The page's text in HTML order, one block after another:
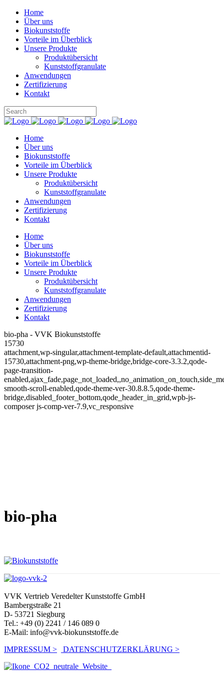
Home
Über uns
Biokunststoffe
Vorteile im Überblick
Unsere Produkte
Produktübersicht
Kunststoffgranulate
Anwendungen
Zertifizierung
Kontakt
Home
Über uns
Biokunststoffe
Vorteile im Überblick
Unsere Produkte
Produktübersicht
Kunststoffgranulate
Anwendungen
Zertifizierung
Kontakt
Home
Über uns
Biokunststoffe
Vorteile im Überblick
Unsere Produkte
Produktübersicht
Kunststoffgranulate
Anwendungen
Zertifizierung
Kontakt
bio-pha - VVK Biokunststoffe
15730
attachment,wp-singular,attachment-template-default,attachmentid-
15730,attachment-png,wp-theme-bridge,bridge-core-3.3.2,qode-
page-transition-
smooth-scroll-enabled,qode-theme-ver-30.8.8.5,qode-theme-
bridge,disabled_footer_bottom,qode_header_in_grid,wpb-js-
composer js-comp-ver-7.9,vc_responsive
bio-pha
VVK Vertrieb Veredelter Kunststoffe GmbH
Bambergstraße 21
D- 53721 Siegburg
Tel.: +49 (0) 2241 / 146 089 0
E-Mail: info@vvk-biokunststoffe.de
IMPRESSUM >
DATENSCHUTZERKLÄRUNG >